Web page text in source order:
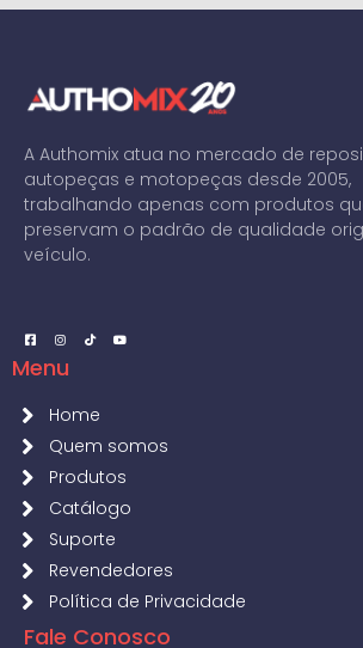
A Authomix atua no mercado de
autopeças e motopeças desde 2005,
trabalhando apenas com produtos
preservam o padrão de qualidade
veículo.
Menu
Home
Quem somos
Produtos
Catálogo
Suporte
Revendedores
Política de Privacidade
Fale Conosco